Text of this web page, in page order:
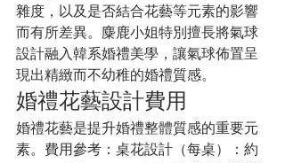
雜度，以及是否結合花藝等元素的影響
而有所差異。麋鹿小姐特別擅長將氣球
設計融入韓系婚禮美學，讓氣球佈置呈
現出精緻而不幼稚的婚禮質感。
婚禮花藝設計費用
婚禮花藝是提升婚禮整體質感的重要元
素。費用參考：桌花設計（每桌）：約